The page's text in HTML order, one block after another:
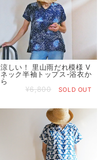
涼しい！ 里山雨だれ模様 V
ネック半袖トップス-浴衣か
ら
¥6,800
SOLD OUT